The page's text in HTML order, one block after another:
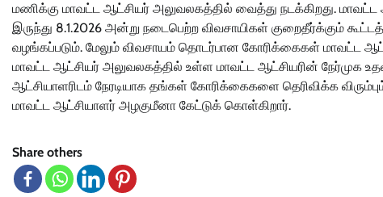
மணிக்கு மாவட்ட ஆட்சியர் அலுவலகத்தில் வைத்து நடக்கிறது.
இருந்து 8.1.2026 அன்று நடைபெற்ற விவசாயிகள் குறைதீர்க்கும்
வழங்கப்படும். மேலும் விவசாயம் தொடர்பான கோரிக்கைகள் மாவட்ட
மாவட்ட ஆட்சியர் அலுவலகத்தில் உள்ள மாவட்ட ஆட்சியரின் நேர்முக
ஆட்சியாளரிடம் நேரடியாக தங்கள் கோரிக்கைகளை தெரிவிக்க
மாவட்ட ஆட்சியாளர் அழகுமீனா கேட்டுக் கொள்கிறார்.
Share others